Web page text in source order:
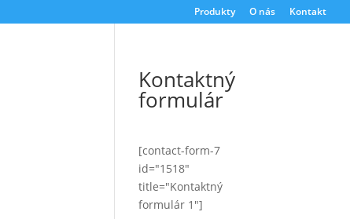
Produkty O nás Kontakt
Kontaktný
formulár
[contact-form-7
id="1518"
title="Kontaktný
formulár 1"]